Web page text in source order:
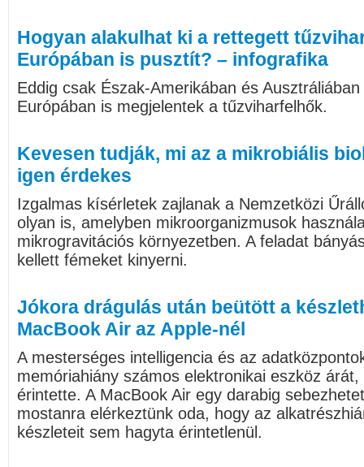
Hogyan alakulhat ki a rettegett
Európában is pusztít? – infografika
Eddig csak Észak-Amerikában és
Európában is megjelentek a tűzviharfelhők.
Kevesen tudják, mi az a mikrobiális
igen érdekes
Izgalmas kísérletek zajlanak a Nemzetközi
olyan is, amelyben mikroorganizmusok
mikrogravitációs környezetben. A feladat
kellett fémeket kinyerni.
Jókora drágulás után beütött a
MacBook Air az Apple-nél
A mesterséges intelligencia és az
memóriahiány számos elektronikai eszköz
érintette. A MacBook Air egy darabig
mostanra elérkeztünk oda, hogy az
készleteit sem hagyta érintetlenül.